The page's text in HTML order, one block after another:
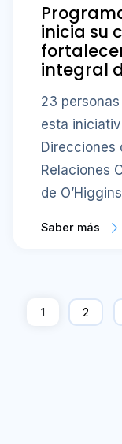
inicia su
integral
23
esta
Direcciones
Relaciones
de
Saber más
1 2